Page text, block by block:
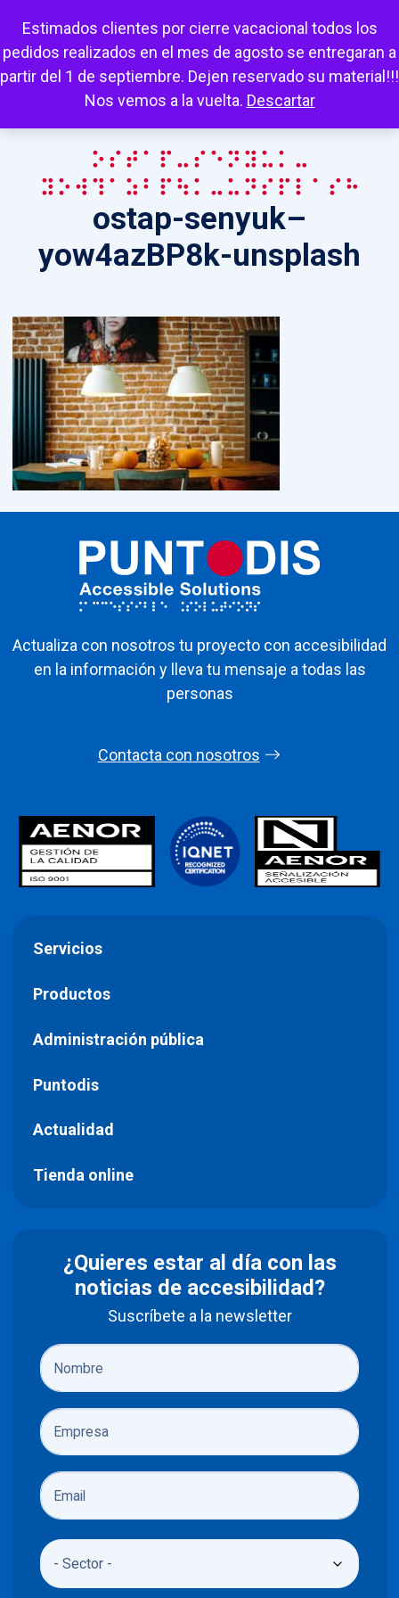
Estimados clientes por cierre vacacional todos los
pedidos realizados en el mes de agosto se entregaran a
partir del 1 de septiembre. Dejen reservado su material!!!
Nos vemos a la vuelta. Descartar
Mi cuenta Carrito Favoritos Escuchar
ostap-senyuk–
yow4azBP8k-unsplash
ostap-senyuk–
yow4azBP8k-unsplash
Actualiza con nosotros tu proyecto con accesibilidad
en la información y lleva tu mensaje a todas las
personas
Contacta con nosotros
Servicios
Productos
Administración pública
Puntodis
Actualidad
Tienda online
¿Quieres estar al día con las
noticias de accesibilidad?
Suscríbete a la newsletter